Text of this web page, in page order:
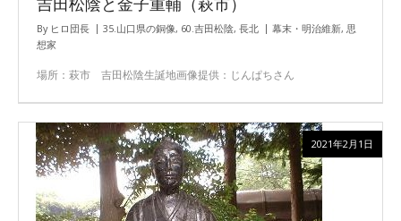
By ヒロ団長 35.山口県の銅像, 60.吉田松陰, 長北 幕末・明治維新, 思
想家
場所：萩市 吉田松陰生誕地画像提供：じんぱちさん
2021年2月1日